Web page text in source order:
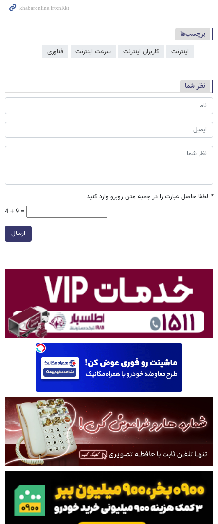
برچسب‌ها
اینترنت کاربران اینترنت سرعت اینترنت فناوری
نظر شما
* لطفا حاصل عبارت را در جعبه متن روبرو وارد کنید
4 + 9 =
ارسال